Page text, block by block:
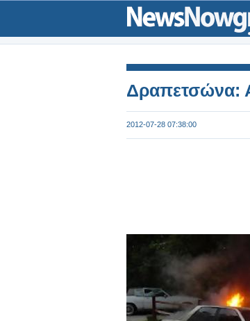
Δραπετσώνα:
2012-07-28 07:38:00